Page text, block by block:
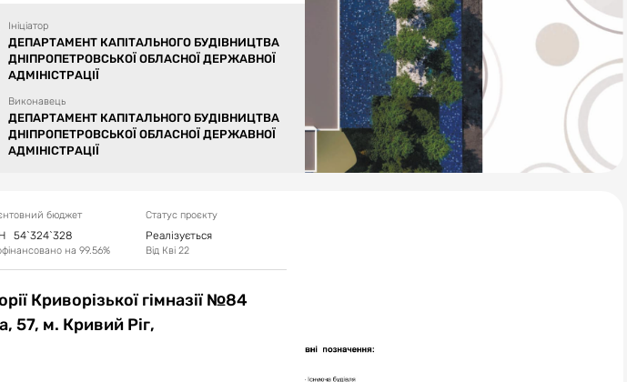
Ініціатор
ДЕПАРТАМЕНТ КАПІТАЛЬНОГО БУДІВНИЦТВА
ДНІПРОПЕТРОВСЬКОЇ ОБЛАСНОЇ ДЕРЖАВНОЇ
АДМІНІСТРАЦІЇ
Виконавець
ДЕПАРТАМЕНТ КАПІТАЛЬНОГО БУДІВНИЦТВА
ДНІПРОПЕТРОВСЬКОЇ ОБЛАСНОЇ ДЕРЖАВНОЇ
АДМІНІСТРАЦІЇ
бюджет
54`324`328
на 99.56%
Статус проєкту
Реалізується
Від Кві 22
Криворізької гімназії №84
57, м. Кривий Ріг,